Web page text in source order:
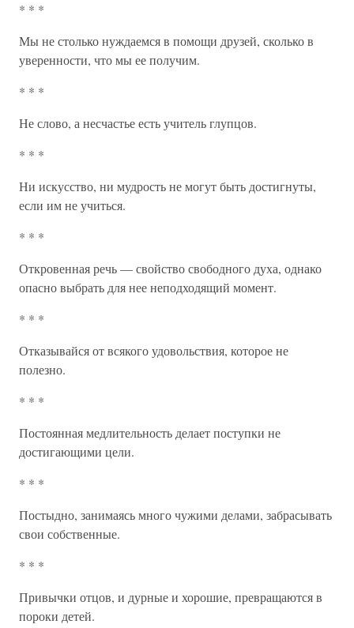
* * *
Мы не столько нуждаемся в помощи друзей, сколько в
уверенности, что мы ее получим.
* * *
Не слово, а несчастье есть учитель глупцов.
* * *
Ни искусство, ни мудрость не могут быть достигнуты,
если им не учиться.
* * *
Откровенная речь — свойство свободного духа, однако
опасно выбрать для нее неподходящий момент.
* * *
Отказывайся от всякого удовольствия, которое не
полезно.
* * *
Постоянная медлительность делает поступки не
достигающими цели.
* * *
Постыдно, занимаясь много чужими делами, забрасывать
свои собственные.
* * *
Привычки отцов, и дурные и хорошие, превращаются в
пороки детей.